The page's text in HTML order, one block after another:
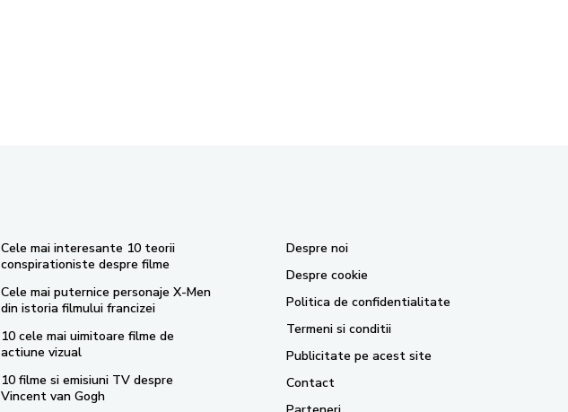
Cele mai interesante 10 teorii
conspirationiste despre filme
Cele mai puternice personaje X-Men
din istoria filmului francizei
10 cele mai uimitoare filme de
actiune vizual
10 filme si emisiuni TV despre
Vincent van Gogh
Despre noi
Despre cookie
Politica de confidentialitate
Termeni si conditii
Publicitate pe acest site
Contact